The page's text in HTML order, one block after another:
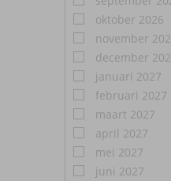
oktober 2026
november
december
januari 2027
februari 2027
maart 2027
april 2027
mei 2027
juni 2027